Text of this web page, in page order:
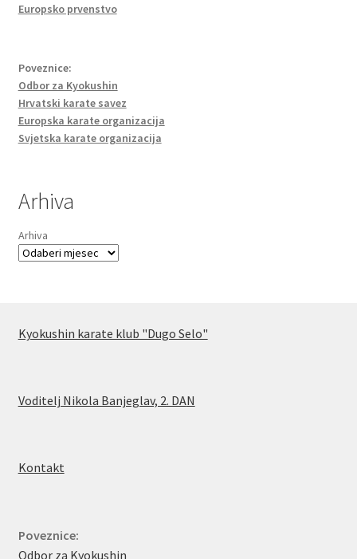
Europsko prvenstvo
Poveznice:
Odbor za Kyokushin
Hrvatski karate savez
Europska karate organizacija
Svjetska karate organizacija
Arhiva
Arhiva
Kyokushin karate klub "Dugo Selo"
Voditelj Nikola Banjeglav, 2. DAN
Kontakt
Poveznice:
Odbor za Kyokushin